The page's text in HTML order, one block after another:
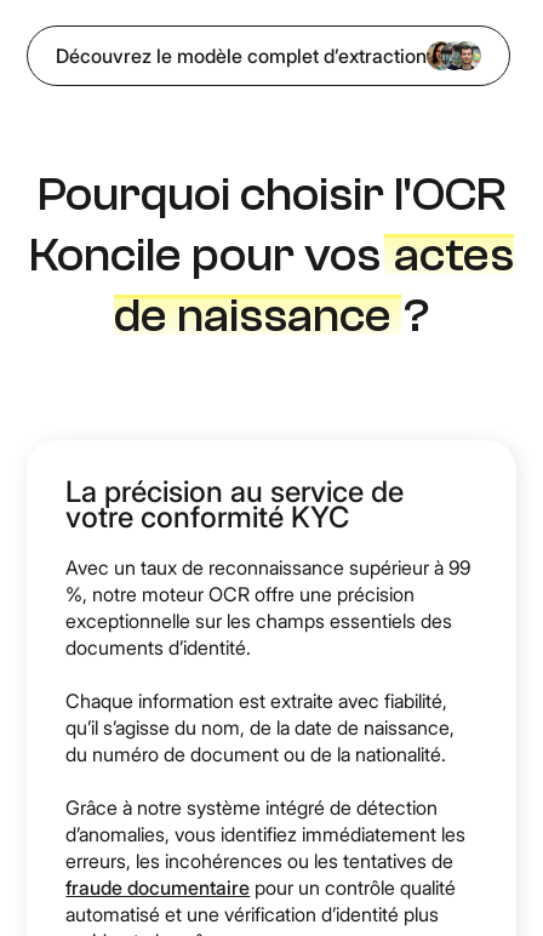
Découvrez le modèle complet d’extraction
Pourquoi choisir l'OCR
Koncile pour vosactes
de naissance?
La précision au service de
votre conformité KYC
Avec un taux de reconnaissance supérieur à 99
%, notre moteur OCR offre une précision
exceptionnelle sur les champs essentiels des
documents d’identité.
Chaque information est extraite avec fiabilité,
qu’il s’agisse du nom, de la date de naissance,
du numéro de document ou de la nationalité.
Grâce à notre système intégré de détection
d’anomalies, vous identifiez immédiatement les
erreurs, les incohérences ou les tentatives de
fraude documentaire pour un contrôle qualité
automatisé et une vérification d’identité plus